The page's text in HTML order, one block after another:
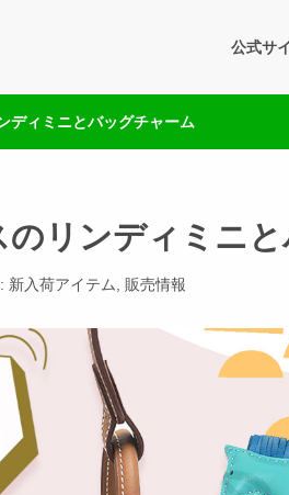
ログです。買取実績・販売商品情報や
公式サ
ディミニとバッグチャーム
のリンディミニ
新入荷アイテム 販売情報